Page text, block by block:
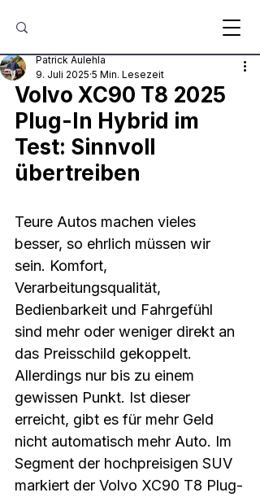
Patrick Aulehla
9. Juli 2025 5 Min. Lesezeit
Volvo XC90 T8 2025
Plug-In Hybrid im
Test: Sinnvoll
übertreiben
Teure Autos machen vieles
besser, so ehrlich müssen wir
sein. Komfort,
Verarbeitungsqualität,
Bedienbarkeit und Fahrgefühl
sind mehr oder weniger direkt an
das Preisschild gekoppelt.
Allerdings nur bis zu einem
gewissen Punkt. Ist dieser
erreicht, gibt es für mehr Geld
nicht automatisch mehr Auto. Im
Segment der hochpreisigen SUV
markiert der Volvo XC90 T8 Plug-